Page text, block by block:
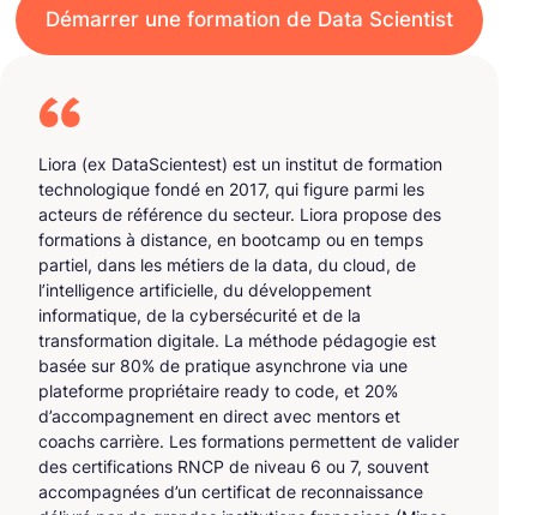
Démarrer une formation de Data Scientist
Liora (ex DataScientest) est un institut de formation
technologique fondé en 2017, qui figure parmi les
acteurs de référence du secteur. Liora propose des
formations à distance, en bootcamp ou en temps
partiel, dans les métiers de la data, du cloud, de
l’intelligence artificielle, du développement
informatique, de la cybersécurité et de la
transformation digitale. La méthode pédagogie est
basée sur 80% de pratique asynchrone via une
plateforme propriétaire ready to code, et 20%
d’accompagnement en direct avec mentors et
coachs carrière. Les formations permettent de valider
des certifications RNCP de niveau 6 ou 7, souvent
accompagnées d’un certificat de reconnaissance